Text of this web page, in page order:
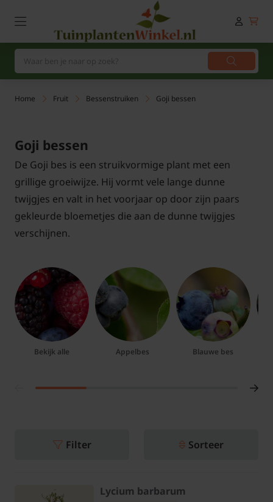
Home Fruit Bessenstruiken Goji bessen
Goji bessen
De Goji bes is een struikvormige plant met een
grillige groeiwijze. Hij vormt vele lange dunne
twijgjes en valt in het voorjaar op door zijn paars
gekleurde bloemetjes die aan de dunne twijgjes
verschijnen.
Bekijk alle Appelbes Blauwe bes
Filter Sorteer
Lycium barbarum